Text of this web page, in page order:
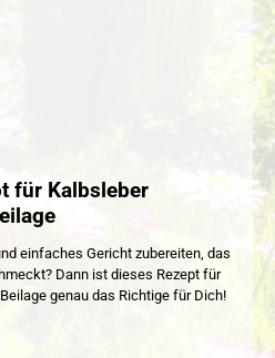
für Kalbsleber
einfaches Gericht zubereiten, das
Dann ist dieses Rezept für
genau das Richtige für Dich!